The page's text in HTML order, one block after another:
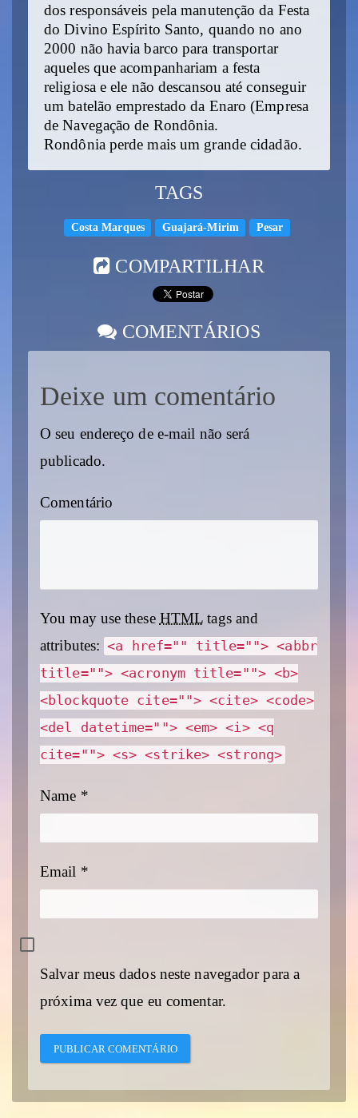
dos responsáveis pela manutenção da Festa
do Divino Espírito Santo, quando no ano
2000 não havia barco para transportar
aqueles que acompanhariam a festa
religiosa e ele não descansou até conseguir
um batelão emprestado da Enaro (Empresa
de Navegação de Rondônia.
Rondônia perde mais um grande cidadão.
TAGS
Costa Marques Guajará-Mirim Pesar
COMPARTILHAR
COMENTÁRIOS
Deixe um comentário
O seu endereço de e-mail não será
publicado.
Comentário
You may use these HTML tags and
attributes: <a href="" title=""> <abbr
title=""> <acronym title=""> <b>
<blockquote cite=""> <cite> <code>
<del datetime=""> <em> <i> <q
cite=""> <s> <strike> <strong>
Name *
Email *
Salvar meus dados neste navegador para a
próxima vez que eu comentar.